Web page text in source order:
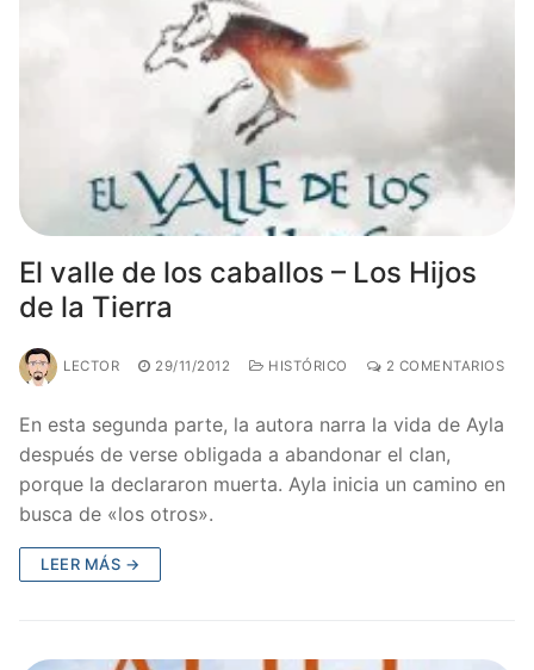
El valle de los caballos – Los Hijos
de la Tierra
LECTOR 29/11/2012 HISTÓRICO 2 COMENTARIOS
En esta segunda parte, la autora narra la vida de Ayla
después de verse obligada a abandonar el clan,
porque la declararon muerta. Ayla inicia un camino en
busca de «los otros».
LEER MÁS →